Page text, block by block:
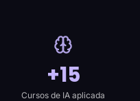
+15
Cursos de IA aplicada